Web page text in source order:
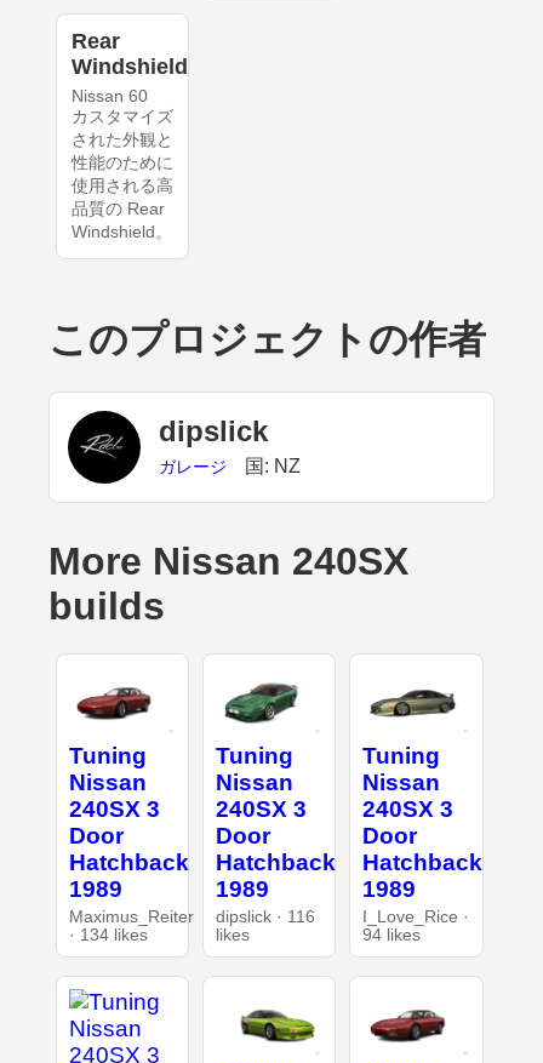
Rear
Windshield
Nissan 60
カスタマイズ
された外観と
性能のために
使用される高
品質の Rear
Windshield。
このプロジェクトの作者
dipslick
ガレージ 国: NZ
More Nissan 240SX
builds
Tuning
Nissan
240SX 3
Door
Hatchback
1989
Maximus_Reiter
· 134 likes
Tuning
Nissan
240SX 3
Door
Hatchback
1989
dipslick · 116
likes
Tuning
Nissan
240SX 3
Door
Hatchback
1989
I_Love_Rice ·
94 likes